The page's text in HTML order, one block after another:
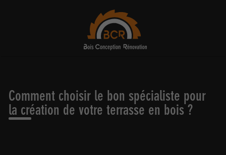
Comment choisir le bon spécialiste pour
la création de votre terrasse en bois ?